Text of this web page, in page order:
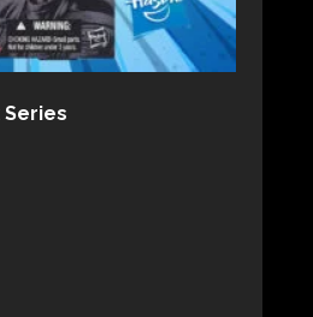
Series